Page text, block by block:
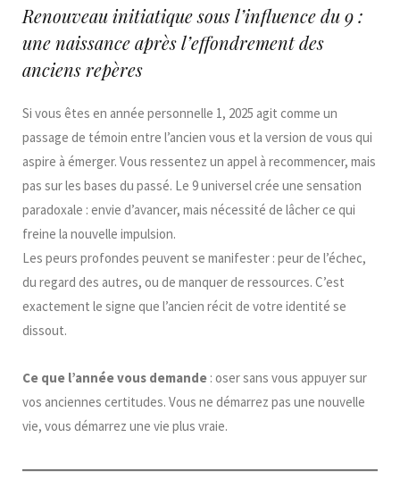
Renouveau initiatique sous l’influence du 9 :
une naissance après l’effondrement des
anciens repères
Si vous êtes en année personnelle 1, 2025 agit comme un
passage de témoin entre l’ancien vous et la version de vous qui
aspire à émerger. Vous ressentez un appel à recommencer, mais
pas sur les bases du passé. Le 9 universel crée une sensation
paradoxale : envie d’avancer, mais nécessité de lâcher ce qui
freine la nouvelle impulsion.
Les peurs profondes peuvent se manifester : peur de l’échec,
du regard des autres, ou de manquer de ressources. C’est
exactement le signe que l’ancien récit de votre identité se
dissout.
Ce que l’année vous demande : oser sans vous appuyer sur
vos anciennes certitudes. Vous ne démarrez pas une nouvelle
vie, vous démarrez une vie plus vraie.